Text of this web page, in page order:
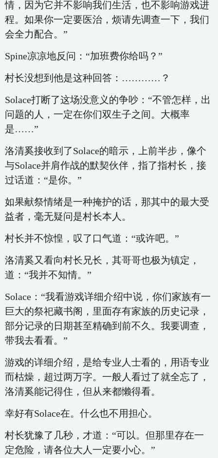
情，因为它并不影响我们生活，也不影响游戏进
程。如果你一定要医治，烦请先调查一下，我们
会全力配合。”
Spine凉凉地反问：“加班费你给吗？”
村长没想到他是这种回答：…………？
Solace打断了这场没意义的争吵：“不管怎样，出
问题的人，一定在你们双生子之间。大概率
是……”
洛清奚接收到了Solace的暗示，上前半步，像个
与Solace并肩作战的默契伙伴，指了指村长，接
过话道：“是你。”
如果献祭情绪是一种掩护的话，那其中的最大受
益者，毫无疑问是村长本人。
村长并不惊惶，叹了口气道：“或许吧。”
洛清奚又看向村长兄长，其哥哥也极为镇定，
道：“我并不知情。”
Solace：“我看游戏详细介绍中说，你们家族有一
巨大的祭祀藏书阁，里面存有家族的历史记录，
部分记录的日期甚至精确到前不久。我要调查，
带我去看看。”
游戏的详细介绍，是给专业人士看的，用语专业
而枯燥，超过两万字。一般人看过了就全忘了，
洛清奚能记得住，但从来都懒得看。
幸好有Solace在。什么也不用担心。
村长犹豫了几秒，才道：“可以。但那里存在一
定危险，请各位大人一定要小心。”